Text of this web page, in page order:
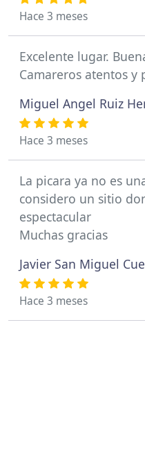
Hace 3 meses
Excelente lugar.
Camareros atentos y
Miguel Angel Ruiz
Hace 3 meses
La picara ya no es
considero un sitio
espectacular
Muchas gracias
Javier San Miguel
Hace 3 meses